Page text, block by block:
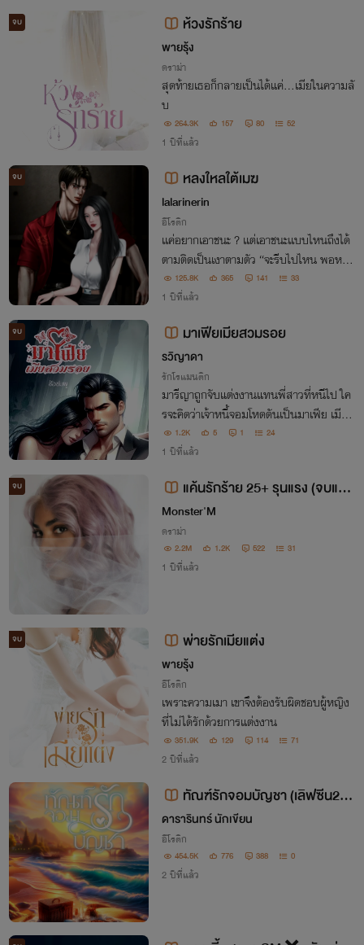
จบ ห้วงรักร้าย
พายรุ้ง
ดราม่า
สุดท้ายเธอก็กลายเป็นได้แค่...เมียในความลั
บ
264.3K 157 80 52
1 ปีที่แล้ว
จบ หลงใหลใต้เมฆ
lalarinerin
อีโรติก
เเค่อยากเอาชนะ ? เเต่เอาชนะเเบบไหนถึงได้
ตามติดเป็นเงาตามตัว “จะรีบไปไหน พอหยุด
ครางก็จะลุกหนีเลยเหรอ“
125.8K 365 141 33
1 ปีที่แล้ว
จบ มาเฟียเมียสวมรอย
รวิญาดา
รักโรแมนติก
มารีญาถูกจับแต่งงานแทนพี่สาวที่หนีไป ใค
รจะคิดว่าเจ้าหนี้จอมโหดดันเป็นมาเฟีย เมียส
วมรอยคนนี้จะโดนลงโทษเช่นไร เมื่อเธอไม่ใ
ช่ผู้หญิงที่เขาต้องการตัว
1.2K 5 1 24
1 ปีที่แล้ว
จบ
แค้นรักร้าย 25+ รุนแรง (จบแล้
ว)
Monster'M
ดราม่า
2.2M 1.2K 522 31
1 ปีที่แล้ว
จบ พ่ายรักเมียแต่ง
พายรุ้ง
อีโรติก
เพราะความเมา เขาจึงต้องรับผิดชอบผู้หญิง
ที่ไม่ได้รักด้วยการแต่งงาน
351.9K 129 114 71
2 ปีที่แล้ว
ทัณฑ์รักจอมบัญชา (เลิฟซีน20+
/ ไม่ติดเหรียญ)
ดารารินทร์ นักเขียน
อีโรติก
454.5K 776 388 0
2 ปีที่แล้ว